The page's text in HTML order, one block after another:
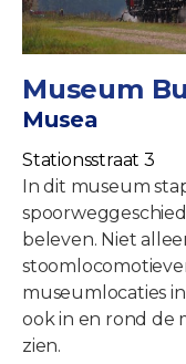
Museum
Musea
Stationsstraat 3
In dit museum
beleven. Niet
museumlocaties
ook in en rond de
zien.